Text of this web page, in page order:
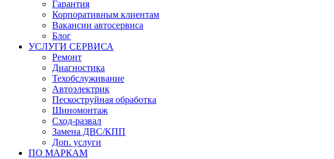
Гарантия
Корпоративным клиентам
Вакансии автосервиса
Блог
УСЛУГИ СЕРВИСА
Ремонт
Диагностика
Техобслуживание
Автоэлектрик
Пескоструйная обработка
Шиномонтаж
Сход-развал
Замена ДВС/КПП
Доп. услуги
ПО МАРКАМ